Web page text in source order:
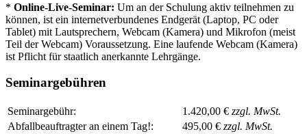
* Online-Live-Seminar: Um an der Schulung aktiv teilnehmen zu
können, ist ein internetverbundenes Endgerät (Laptop, PC oder
Tablet) mit Lautsprechern, Webcam (Kamera) und Mikrofon (meist
Teil der Webcam) Voraussetzung. Eine laufende Webcam (Kamera)
ist Pflicht für staatlich anerkannte Lehrgänge.
Seminargebühren
Seminargebühr: 1.420,00 € zzgl. MwSt.
Abfallbeauftragter an einem Tag!:
495,00 € zzgl. MwSt.